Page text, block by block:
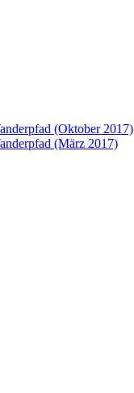
(Oktober 2017)
(März 2017)